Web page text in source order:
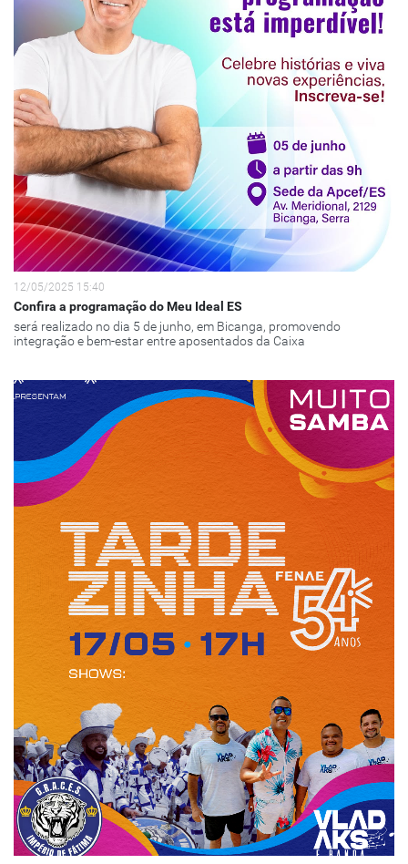
12/05/2025 15:40
Confira a programação do Meu Ideal ES
será realizado no dia 5 de junho, em Bicanga, promovendo
integração e bem-estar entre aposentados da Caixa